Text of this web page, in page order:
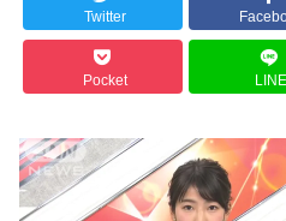
Twitter
Pocket LINE